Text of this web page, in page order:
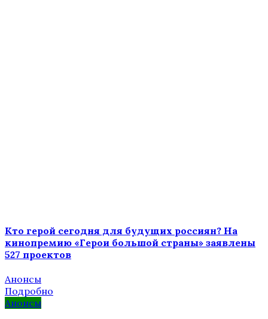
Кто герой сегодня для будущих россиян? На
кинопремию «Герои большой страны» заявлены
527 проектов
Анонсы
Подробно
Анонсы